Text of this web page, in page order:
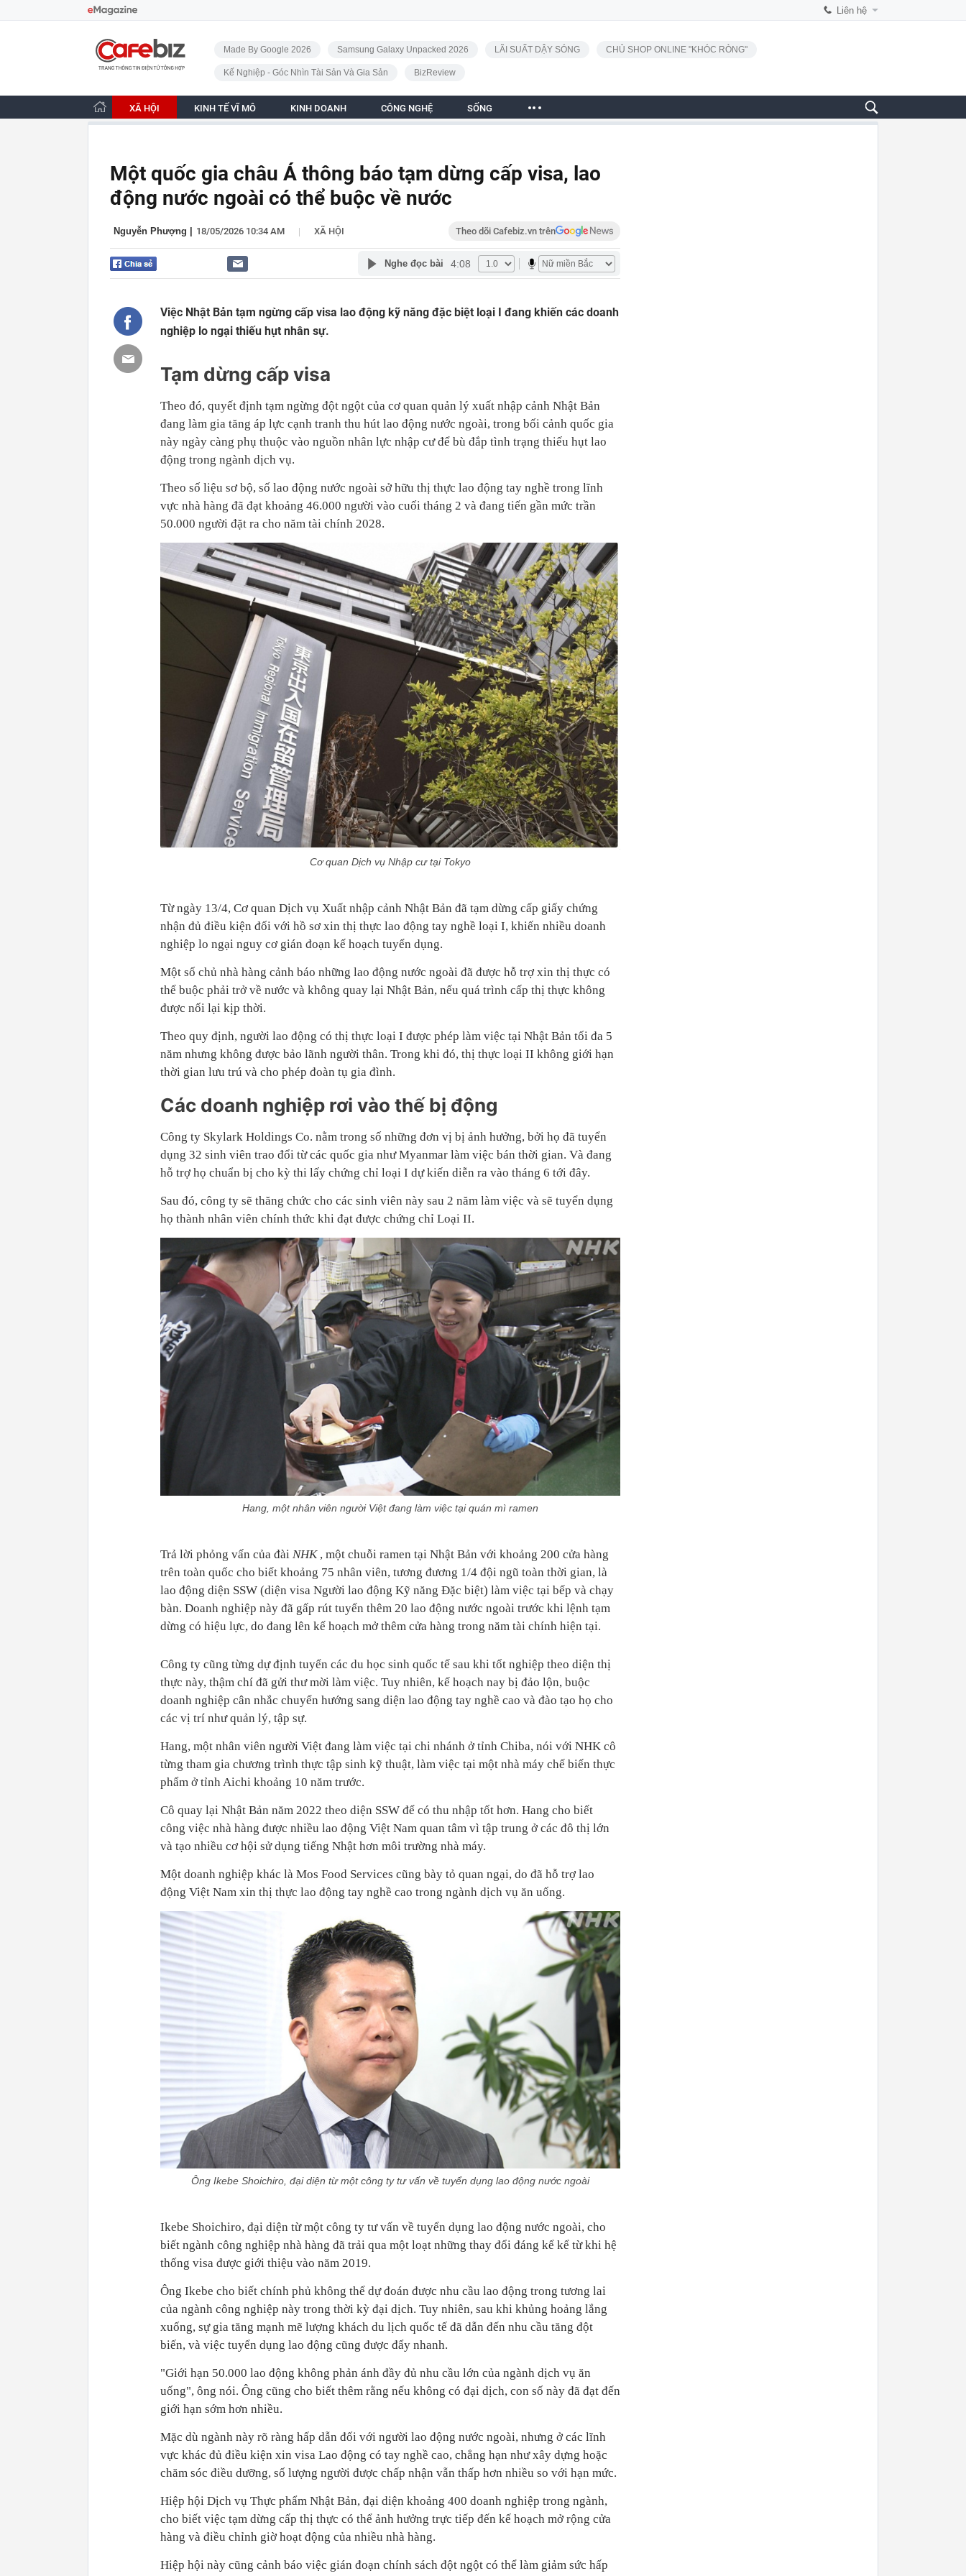
Liên hệ
CafeBiz - Trang chủ
Made By Google 2026 Samsung Galaxy Unpacked 2026 LÃI SUẤT DẬY SÓNG CHỦ SHOP ONLINE "KHÓC RÒNG"
Kế Nghiệp - Góc Nhìn Tài Sản Và Gia Sản BizReview
XÃ HỘI KINH TẾ VĨ MÔ KINH DOANH CÔNG NGHỆ SỐNG
Một quốc gia châu Á thông báo tạm dừng cấp visa, lao
động nước ngoài có thể buộc về nước
Nguyễn Phượng 18/05/2026 10:34 AM | XÃ HỘI Theo dõi Cafebiz.vn trên
Nghe đọc bài 4:08
Việc Nhật Bản tạm ngừng cấp visa lao động kỹ năng đặc biệt loại I đang khiến các doanh
nghiệp lo ngại thiếu hụt nhân sự.
Tạm dừng cấp visa
Theo đó, quyết định tạm ngừng đột ngột của cơ quan quản lý xuất nhập cảnh Nhật Bản
đang làm gia tăng áp lực cạnh tranh thu hút lao động nước ngoài, trong bối cảnh quốc gia
này ngày càng phụ thuộc vào nguồn nhân lực nhập cư để bù đắp tình trạng thiếu hụt lao
động trong ngành dịch vụ.
Theo số liệu sơ bộ, số lao động nước ngoài sở hữu thị thực lao động tay nghề trong lĩnh
vực nhà hàng đã đạt khoảng 46.000 người vào cuối tháng 2 và đang tiến gần mức trần
50.000 người đặt ra cho năm tài chính 2028.
Cơ quan Dịch vụ Nhập cư tại Tokyo
Từ ngày 13/4, Cơ quan Dịch vụ Xuất nhập cảnh Nhật Bản đã tạm dừng cấp giấy chứng
nhận đủ điều kiện đối với hồ sơ xin thị thực lao động tay nghề loại I, khiến nhiều doanh
nghiệp lo ngại nguy cơ gián đoạn kế hoạch tuyển dụng.
Một số chủ nhà hàng cảnh báo những lao động nước ngoài đã được hỗ trợ xin thị thực có
thể buộc phải trở về nước và không quay lại Nhật Bản, nếu quá trình cấp thị thực không
được nối lại kịp thời.
Theo quy định, người lao động có thị thực loại I được phép làm việc tại Nhật Bản tối đa 5
năm nhưng không được bảo lãnh người thân. Trong khi đó, thị thực loại II không giới hạn
thời gian lưu trú và cho phép đoàn tụ gia đình.
Các doanh nghiệp rơi vào thế bị động
Công ty Skylark Holdings Co. nằm trong số những đơn vị bị ảnh hưởng, bởi họ đã tuyển
dụng 32 sinh viên trao đổi từ các quốc gia như Myanmar làm việc bán thời gian. Và đang
hỗ trợ họ chuẩn bị cho kỳ thi lấy chứng chỉ loại I dự kiến diễn ra vào tháng 6 tới đây.
Sau đó, công ty sẽ thăng chức cho các sinh viên này sau 2 năm làm việc và sẽ tuyển dụng
họ thành nhân viên chính thức khi đạt được chứng chỉ Loại II.
Hang, một nhân viên người Việt đang làm việc tại quán mì ramen
Trả lời phỏng vấn của đài NHK , một chuỗi ramen tại Nhật Bản với khoảng 200 cửa hàng
trên toàn quốc cho biết khoảng 75 nhân viên, tương đương 1/4 đội ngũ toàn thời gian, là
lao động diện SSW (diện visa Người lao động Kỹ năng Đặc biệt) làm việc tại bếp và chạy
bàn. Doanh nghiệp này đã gấp rút tuyển thêm 20 lao động nước ngoài trước khi lệnh tạm
dừng có hiệu lực, do đang lên kế hoạch mở thêm cửa hàng trong năm tài chính hiện tại.
Công ty cũng từng dự định tuyển các du học sinh quốc tế sau khi tốt nghiệp theo diện thị
thực này, thậm chí đã gửi thư mời làm việc. Tuy nhiên, kế hoạch nay bị đảo lộn, buộc
doanh nghiệp cân nhắc chuyển hướng sang diện lao động tay nghề cao và đào tạo họ cho
các vị trí như quản lý, tập sự.
Hang, một nhân viên người Việt đang làm việc tại chi nhánh ở tỉnh Chiba, nói với NHK cô
từng tham gia chương trình thực tập sinh kỹ thuật, làm việc tại một nhà máy chế biến thực
phẩm ở tỉnh Aichi khoảng 10 năm trước.
Cô quay lại Nhật Bản năm 2022 theo diện SSW để có thu nhập tốt hơn. Hang cho biết
công việc nhà hàng được nhiều lao động Việt Nam quan tâm vì tập trung ở các đô thị lớn
và tạo nhiều cơ hội sử dụng tiếng Nhật hơn môi trường nhà máy.
Một doanh nghiệp khác là Mos Food Services cũng bày tỏ quan ngại, do đã hỗ trợ lao
động Việt Nam xin thị thực lao động tay nghề cao trong ngành dịch vụ ăn uống.
Ông Ikebe Shoichiro, đại diện từ một công ty tư vấn về tuyển dụng lao động nước ngoài
Ikebe Shoichiro, đại diện từ một công ty tư vấn về tuyển dụng lao động nước ngoài, cho
biết ngành công nghiệp nhà hàng đã trải qua một loạt những thay đổi đáng kể kể từ khi hệ
thống visa được giới thiệu vào năm 2019.
Ông Ikebe cho biết chính phủ không thể dự đoán được nhu cầu lao động trong tương lai
của ngành công nghiệp này trong thời kỳ đại dịch. Tuy nhiên, sau khi khủng hoảng lắng
xuống, sự gia tăng mạnh mẽ lượng khách du lịch quốc tế đã dẫn đến nhu cầu tăng đột
biến, và việc tuyển dụng lao động cũng được đẩy nhanh.
"Giới hạn 50.000 lao động không phản ánh đầy đủ nhu cầu lớn của ngành dịch vụ ăn
uống", ông nói. Ông cũng cho biết thêm rằng nếu không có đại dịch, con số này đã đạt đến
giới hạn sớm hơn nhiều.
Mặc dù ngành này rõ ràng hấp dẫn đối với người lao động nước ngoài, nhưng ở các lĩnh
vực khác đủ điều kiện xin visa Lao động có tay nghề cao, chẳng hạn như xây dựng hoặc
chăm sóc điều dưỡng, số lượng người được chấp nhận vẫn thấp hơn nhiều so với hạn mức.
Hiệp hội Dịch vụ Thực phẩm Nhật Bản, đại diện khoảng 400 doanh nghiệp trong ngành,
cho biết việc tạm dừng cấp thị thực có thể ảnh hưởng trực tiếp đến kế hoạch mở rộng cửa
hàng và điều chỉnh giờ hoạt động của nhiều nhà hàng.
Hiệp hội này cũng cảnh báo việc gián đoạn chính sách đột ngột có thể làm giảm sức hấp